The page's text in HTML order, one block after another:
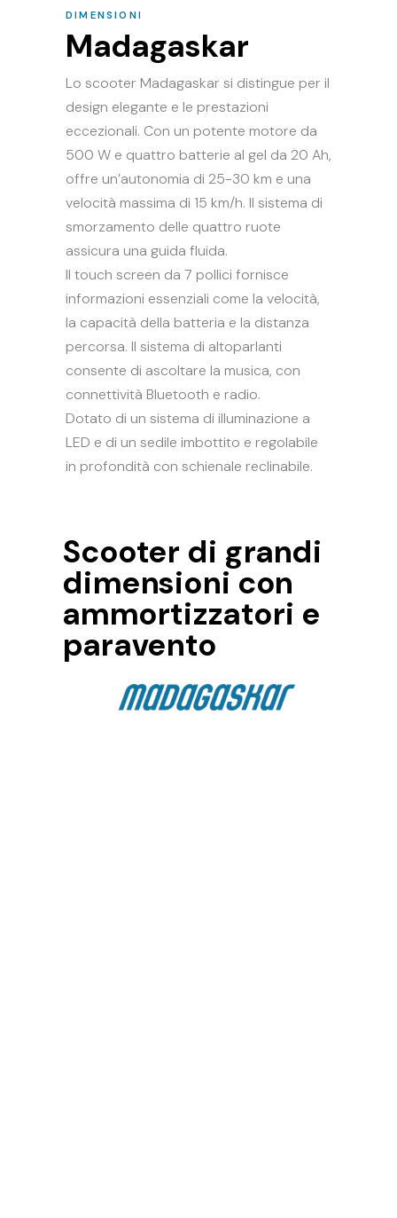
DIMENSIONI
Madagaskar
Lo scooter Madagaskar si distingue per il
design elegante e le prestazioni
eccezionali. Con un potente motore da
500 W e quattro batterie al gel da 20 Ah,
offre un’autonomia di 25-30 km e una
velocità massima di 15 km/h. Il sistema di
smorzamento delle quattro ruote
assicura una guida fluida.
Il touch screen da 7 pollici fornisce
informazioni essenziali come la velocità,
la capacità della batteria e la distanza
percorsa. Il sistema di altoparlanti
consente di ascoltare la musica, con
connettività Bluetooth e radio.
Dotato di un sistema di illuminazione a
LED e di un sedile imbottito e regolabile
in profondità con schienale reclinabile.
Scooter di grandi
dimensioni con
ammortizzatori e
paravento